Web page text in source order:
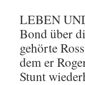
LEBEN
Bond über
gehörte
dem er
Stunt